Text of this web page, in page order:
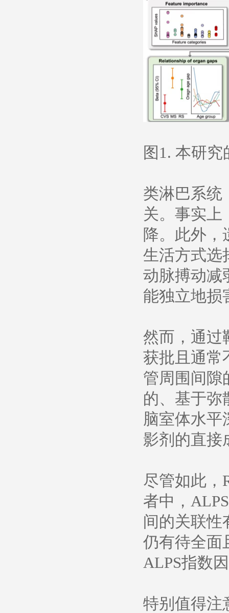
图1. 本研
类淋巴系统
关。事实上
降。此外，
生活方式选
动脉搏动减
能独立地损
然而，通过
获批且通常
管周围间隙
的、基于弥
脑室体水平
影剂的直接
尽管如此，
者中，
间的关联性
仍有待全面
ALPS指数
特别值得注